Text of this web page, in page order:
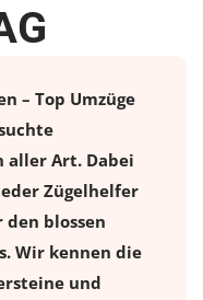
– Top Umzüge
aller Art. Dabei
Zügelhelfer
blossen
Wir kennen die
und